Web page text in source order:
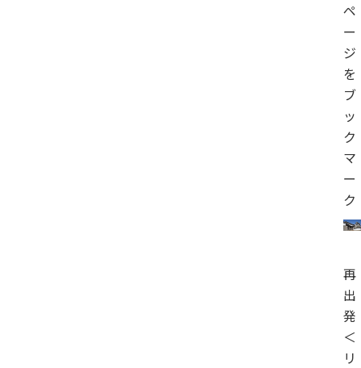
ペ
ー
ジ
を
ブ
ッ
ク
マ
ー
ク
再
出
発
＜
リ